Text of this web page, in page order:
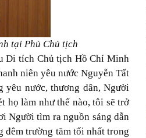
tại Phủ Chủ tịch
Di tích Chủ tịch Hồ Chí Minh
niên yêu nước Nguyễn Tất
yêu nước, thương dân, Người
họ làm như thế nào, tôi sẽ trở
Người tìm ra nguồn sáng dẫn
đêm trường tăm tối nhất trong